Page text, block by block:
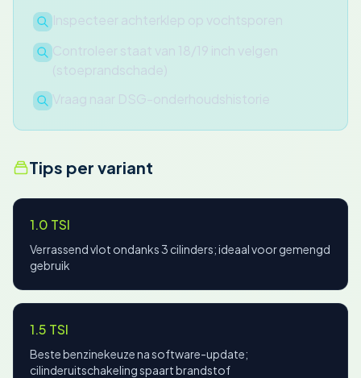
Inspecteer achterklep op vochtsporen
Controleer staat van 18/19 inch velgen
(stoeprandschade)
Vraag naar DSG-onderhoudshistorie
Tips per variant
1.0 TSI
Verrassend vlot ondanks 3 cilinders; ideaal voor gemengd
gebruik
1.5 TSI
Beste benzinekeuze na software-update;
cilinderuitschakeling spaart brandstof